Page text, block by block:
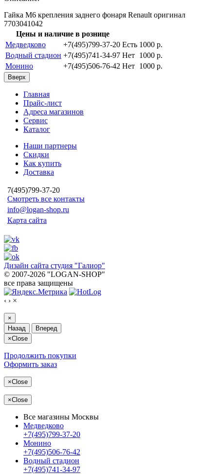
Гайка М6 крепления заднего фонаря Renault оригинал
7703041042
Цены и наличие в рознице
Медведково
+7(495)799-37-20 Есть 1000 p.
Водный стадион +7(495)741-34-97 Нет 1000 p.
Монино
+7(495)506-76-42 Нет 1000 p.
Вверх
Главная
Прайс-лист
Адреса магазинов
Сервис
Каталог
Наши партнеры
Скидки
Как купить
Доставка
7(495)799-37-20
Смотреть все контакты
info@logan-shop.ru
Карта сайта
Дизайн сайта студия "Галиор"
© 2007-2026 "LOGAN-SHOP"
все права защищены
‹ › ×
×
Назад
Вперед
×Close
Продолжить покупки
Оформить заказ
×Close
×Close
Все магазины Москвы
Медведково
+7(495)799-37-20
Монино
+7(495)506-76-42
Водный стадион
+7(495)741-34-97